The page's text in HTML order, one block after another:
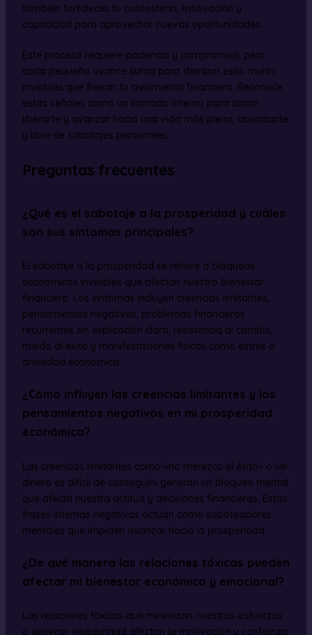
también fortaleces tu autoestima, motivación y
capacidad para aprovechar nuevas oportunidades.
Este proceso requiere paciencia y compromiso, pero
cada pequeño avance suma para derribar esos muros
invisibles que frenan tu crecimiento financiero. Reconoce
estas señales como un llamado interno para sanar,
liberarte y avanzar hacia una vida más plena, abundante
y libre de sabotajes personales.
Preguntas frecuentes
¿Qué es el sabotaje a la prosperidad y cuáles
son sus síntomas principales?
El sabotaje a la prosperidad se refiere a bloqueos
económicos invisibles que afectan nuestro bienestar
financiero. Los síntomas incluyen creencias limitantes,
pensamientos negativos, problemas financieros
recurrentes sin explicación clara, resistencia al cambio,
miedo al éxito y manifestaciones físicas como estrés o
ansiedad económica.
¿Cómo influyen las creencias limitantes y los
pensamientos negativos en mi prosperidad
económica?
Las creencias limitantes como «no merezco el éxito» o «el
dinero es difícil de conseguir» generan un bloqueo mental
que afecta nuestra actitud y decisiones financieras. Estas
frases internas negativas actúan como saboteadores
mentales que impiden avanzar hacia la prosperidad.
¿De qué manera las relaciones tóxicas pueden
afectar mi bienestar económico y emocional?
Las relaciones tóxicas que minimizan nuestros esfuerzos
o generan inseguridad afectan la motivación y confianza